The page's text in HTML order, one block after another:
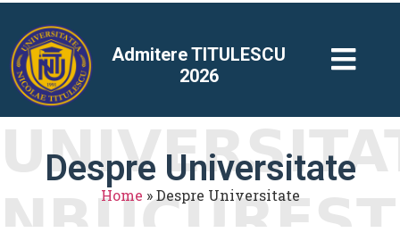
Admitere TITULESCU
2026
Despre Universitate
Home »Despre Universitate